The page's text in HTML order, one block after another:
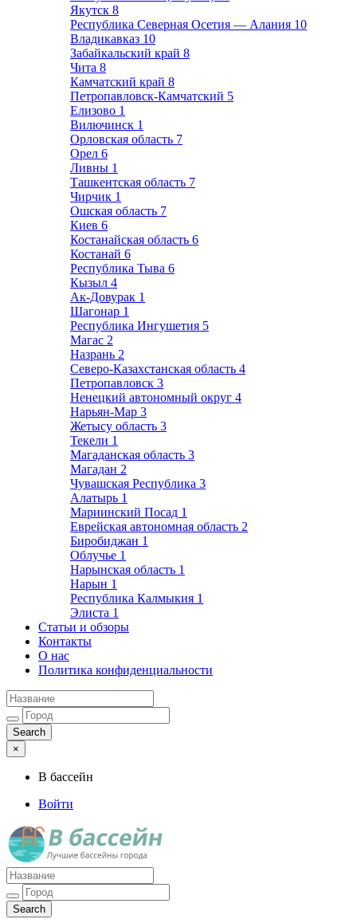
Якутск 8
Республика Северная Осетия — Алания 10
Владикавказ 10
Забайкальский край 8
Чита 8
Камчатский край 8
Петропавловск-Камчатский 5
Елизово 1
Вилючинск 1
Орловская область 7
Орел 6
Ливны 1
Ташкентская область 7
Чирчик 1
Ошская область 7
Киев 6
Костанайская область 6
Костанай 6
Республика Тыва 6
Кызыл 4
Ак-Довурак 1
Шагонар 1
Республика Ингушетия 5
Магас 2
Назрань 2
Северо-Казахстанская область 4
Петропавловск 3
Ненецкий автономный округ 4
Нарьян-Мар 3
Жетысу область 3
Текели 1
Магаданская область 3
Магадан 2
Чувашская Республика 3
Алатырь 1
Мариинский Посад 1
Еврейская автономная область 2
Биробиджан 1
Облучье 1
Нарынская область 1
Нарын 1
Республика Калмыкия 1
Элиста 1
Статьи и обзоры
Контакты
О нас
Политика конфиденциальности
×
В бассейн
Войти
Лучшие бассейны города